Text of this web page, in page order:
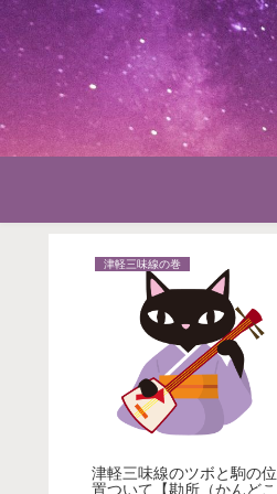
津軽三味線の巻
津軽三味線のツボと駒の位
置ついて【勘所（かんどこ